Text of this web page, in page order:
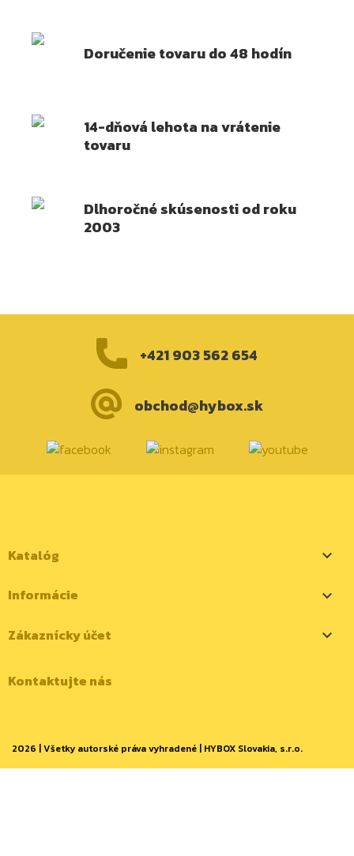
Doručenie tovaru do 48 hodín
14-dňová lehota na vrátenie
tovaru
Dlhoročné skúsenosti od roku
2003
+421 903 562 654
obchod@hybox.sk
Katalóg 
Informácie 
Zákaznícky účet 
Kontaktujte nás
2026 | Všetky autorské práva vyhradené | HYBOX Slovakia, s.r.o.